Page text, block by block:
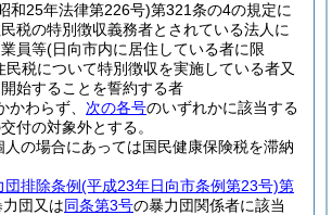
和25年法律第226号)第321条の4の規定に
税の特別徴収義務者とされている法人に
員等(日向市内に居住している者に限
民税について特別徴収を実施している者又
始することを誓約する者
かわらず、 次の各号のいずれかに該当する
付の対象外とする。
人の場合にあっては国民健康保険税を滞納
団排除条例(平成23年日向市条例第23号)第
団又は同条第3号の暴力団関係者に該当